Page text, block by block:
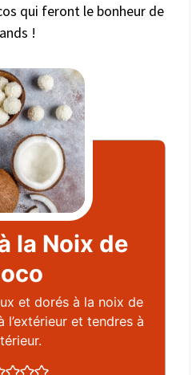
qui feront le bonheur de
!
la Noix de
et dorés à la noix de
et tendres à